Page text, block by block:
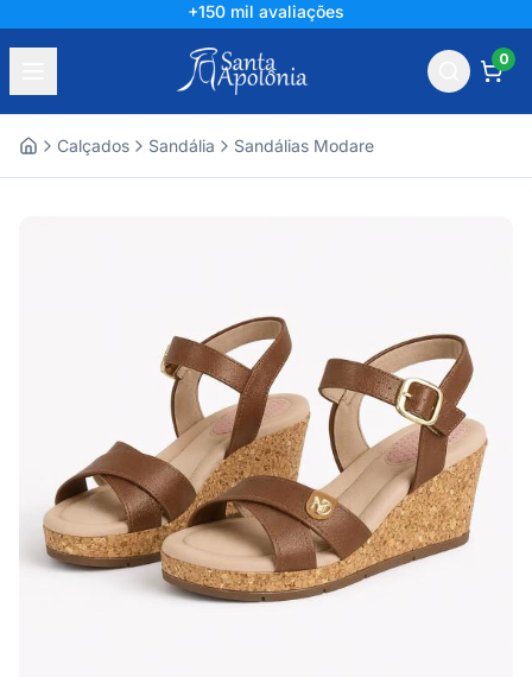
+150 mil avaliações
0
Calçados Sandália Sandálias Modare